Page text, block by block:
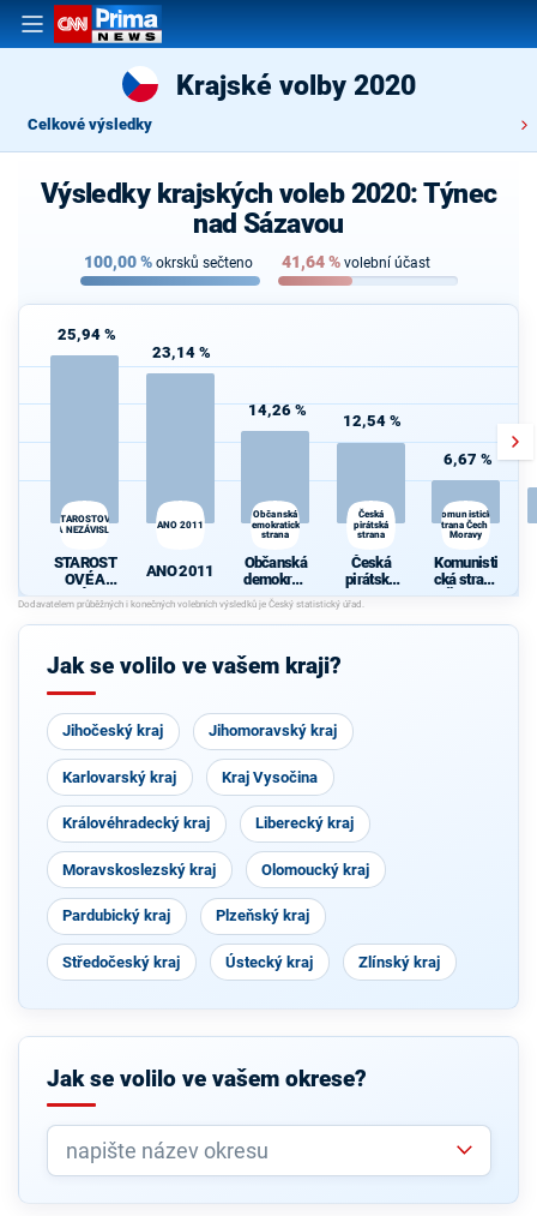
Krajské volby 2020
Celkové výsledky
Výsledky krajských voleb 2020: Týnec
nad Sázavou
100,00% okrsků sečteno 41,64% volební účast
25,94 %
STAROSTOVÉ
A NEZÁVISLÍ
STAROST
OVÉ A
NEZÁVISL
Í
23,14 %
ANO 2011
ANO 2011
14,26 %
Občanská
demokratická
strana
Občanská
demokrati
cká strana
12,54 %
Česká
pirátská
strana
Česká
pirátská
strana
6,67 %
Komunistická
strana Čech a
Moravy
Komunisti
cká strana
Čech a
Jak se volilo ve vašem kraji?
Jihočeský kraj Jihomoravský kraj
Karlovarský kraj Kraj Vysočina
Královéhradecký kraj Liberecký kraj
Moravskoslezský kraj Olomoucký kraj
Pardubický kraj Plzeňský kraj
Středočeský kraj Ústecký kraj Zlínský kraj
Jak se volilo ve vašem okrese?